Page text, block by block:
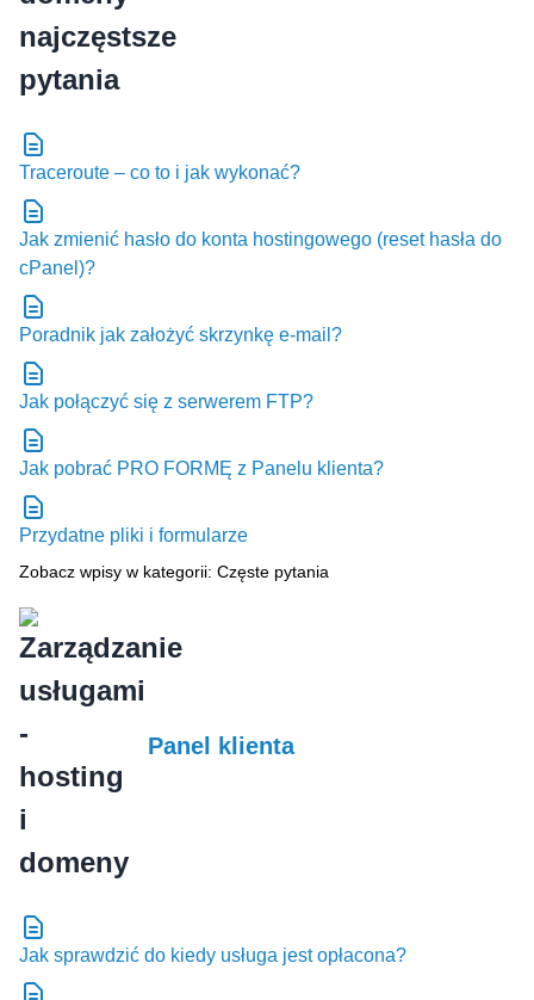
Traceroute – co to i jak wykonać?
Jak zmienić hasło do konta hostingowego (reset hasła do
cPanel)?
Poradnik jak założyć skrzynkę e-mail?
Jak połączyć się z serwerem FTP?
Jak pobrać PRO FORMĘ z Panelu klienta?
Przydatne pliki i formularze
Zobacz wpisy w kategorii: Częste pytania
Panel klienta
Jak sprawdzić do kiedy usługa jest opłacona?